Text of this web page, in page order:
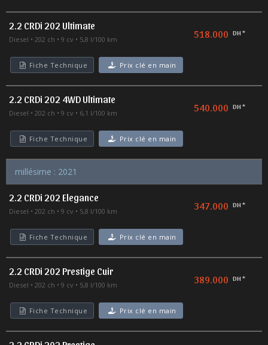
2.2 CRDi 202 Ultimate
Diesel 202 ch 9 cv 5,8 l/100 km 518.000 DH *
Fiche Technique Prix clé en main
2.2 CRDi 202 4WD Ultimate
Diesel 202 ch 9 cv 6,1 l/100 km 540.000 DH *
Fiche Technique Prix clé en main
millésime : 2021
2.2 CRDi 202 Elegance
Diesel 202 ch 9 cv 5,8 l/100 km 347.000 DH *
Fiche Technique Prix clé en main
2.2 CRDi 202 Prestige Cuir
Diesel 202 ch 9 cv 5,8 l/100 km 389.000 DH *
Fiche Technique Prix clé en main